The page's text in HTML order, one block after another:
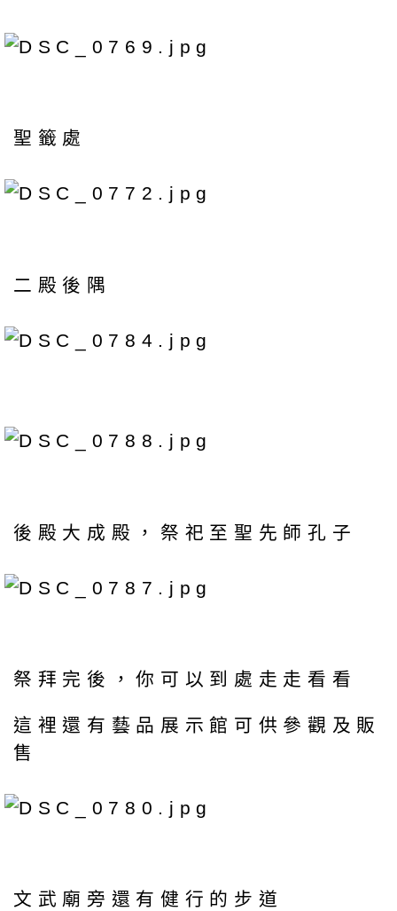
聖籤處
二殿後隅
後殿大成殿，祭祀至聖先師孔子
祭拜完後，你可以到處走走看看
這裡還有藝品展示館可供參觀及販
售
文武廟旁還有健行的步道